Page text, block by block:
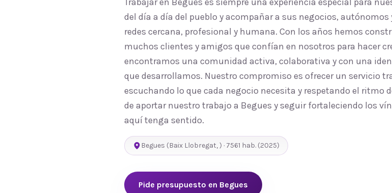
del día a día del pueblo y acompañar a sus negocios,
redes cercana, profesional y humana. Con los años hemos
muchos clientes y amigos que confían en nosotros para hacer
encontramos una comunidad activa, colaborativa y con una
que desarrollamos. Nuestro compromiso es ofrecer un servicio
escuchando lo que cada negocio necesita y respetando el ritmo
de aportar nuestro trabajo a Begues y seguir fortaleciendo los
aquí tenga sentido.
Begues (Baix Llobregat,) · 7561 hab. (2025)
Pide presupuesto en Begues